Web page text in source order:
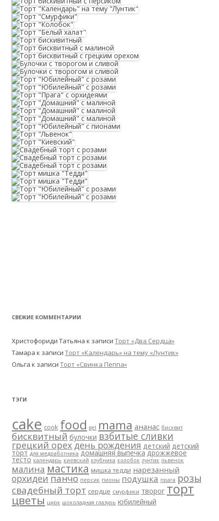
СВЕЖИЕ КОММЕНТАРИИ
Христофориди Татьяна к записи Торт «Два Сердца»
Тамара к записи Торт «Календарь» на тему «Лунтик»
Ольга к записи Торт «Свинка Пеппа»
ТЭГИ
cake cook food gel mama ананас бисквит
бисквитный булочки взбитые сливки
грецкий орех день рождения детский детский
торт для медработника домашняя выпечка дрожжевое
тесто календарь киевский клубника колобок лунтик львенок
малина мастика мишка тедди нарезанный
орхидеипанчо персик пионы подушка прага розы
свадебный торт сердце смурфики творог торт
цветы цирк шоколадная глазурь юбилейный